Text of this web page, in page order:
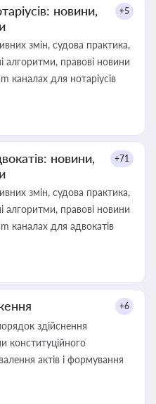
новини,
+5
змін, судова практика,
алгоритми, правові новини
каналах для нотаріусів
новини,
+71
змін, судова практика,
алгоритми, правові новини
каналах для адвокатів
+6
здійснення
конституційного
актів і формування